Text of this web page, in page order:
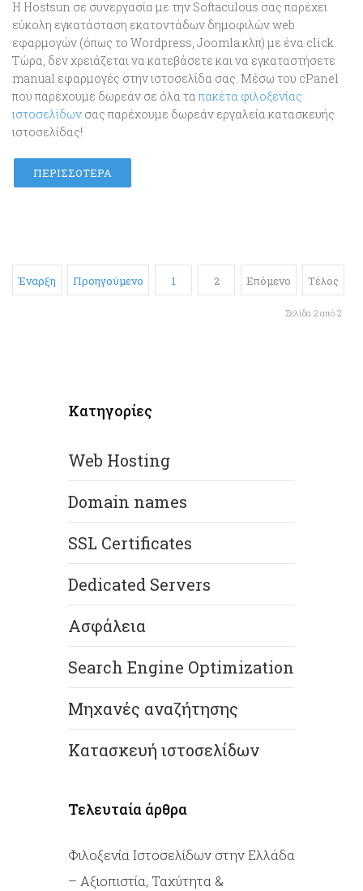
Η Hostsun σε συνεργασία με την Softaculous σας παρέχει
εύκολη εγκατάσταση εκατοντάδων δημοφιλών web
εφαρμογών (όπως το Wordpress, Joomla κλπ) με ένα click.
Τώρα, δεν χρειάζεται να κατεβάσετε και να εγκαταστήσετε
manual εφαρμογές στην ιστοσελίδα σας. Μέσω του cPanel
που παρέχουμε δωρεάν σε όλα τα πακέτα φιλοξενίας
ιστοσελίδων σας παρέχουμε δωρεάν εργαλεία κατασκευής
ιστοσελίδας!
ΠΕΡΙΣΣΌΤΕΡΑ
Έναρξη Προηγούμενο 1 2 Επόμενο Τέλος
Σελίδα 2 από 2
Κατηγορίες
Web Hosting
Domain names
SSL Certificates
Dedicated Servers
Ασφάλεια
Search Engine Optimization
Μηχανές αναζήτησης
Κατασκευή ιστοσελίδων
Τελευταία άρθρα
Φιλοξενία Ιστοσελίδων στην Ελλάδα
– Αξιοπιστία, Ταχύτητα &